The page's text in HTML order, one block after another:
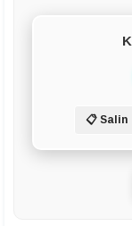
📋 Salin